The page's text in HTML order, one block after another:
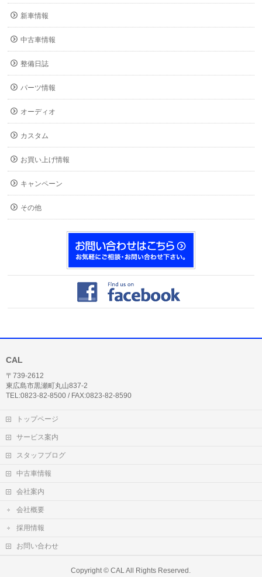
新車情報
中古車情報
整備日誌
パーツ情報
オーディオ
カスタム
お買い上げ情報
キャンペーン
その他
CAL
〒739-2612
東広島市黒瀬町丸山837-2
TEL:0823-82-8500 / FAX:0823-82-8590
トップページ
サービス案内
スタッフブログ
中古車情報
会社案内
会社概要
採用情報
お問い合わせ
Copyright ©CALAll Rights Reserved.